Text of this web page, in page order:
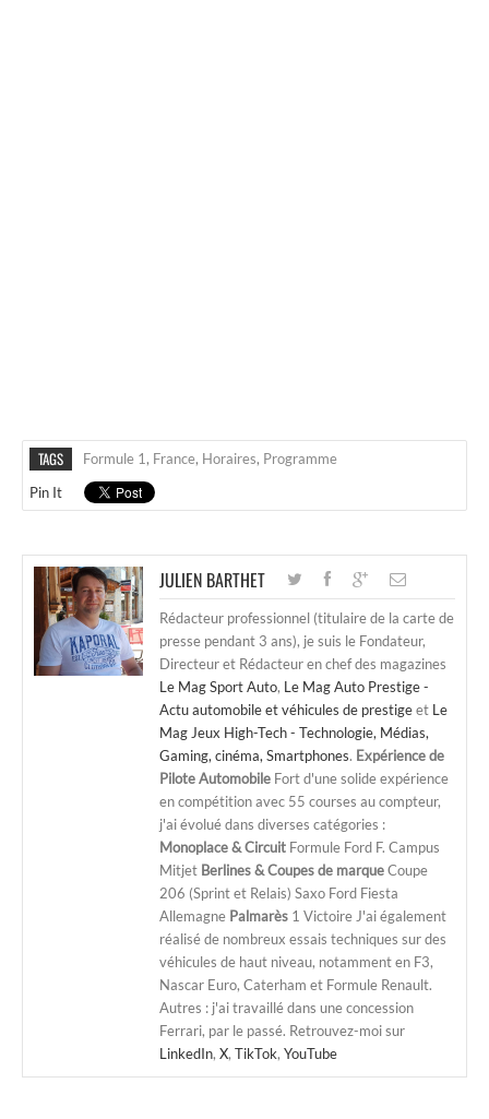
TAGS Formule 1, France, Horaires, Programme
Pin It
JULIEN BARTHET
Rédacteur professionnel (titulaire de la carte de
presse pendant 3 ans), je suis le Fondateur,
Directeur et Rédacteur en chef des magazines
Le Mag Sport Auto, Le Mag Auto Prestige -
Actu automobile et véhicules de prestigeet Le
Mag Jeux High-Tech - Technologie, Médias,
Gaming, cinéma, Smartphones. Expérience de
Pilote Automobile Fort d'une solide expérience
en compétition avec 55 courses au compteur,
j'ai évolué dans diverses catégories :
Monoplace & Circuit Formule Ford F. Campus
Mitjet Berlines & Coupes de marqueCoupe
206 (Sprint et Relais) Saxo Ford Fiesta
Allemagne Palmarès 1 Victoire J'ai également
réalisé de nombreux essais techniques sur des
véhicules de haut niveau, notamment en F3,
Nascar Euro, Caterham et Formule Renault.
Autres : j'ai travaillé dans une concession
Ferrari, par le passé. Retrouvez-moi sur
LinkedIn, X, TikTok, YouTube